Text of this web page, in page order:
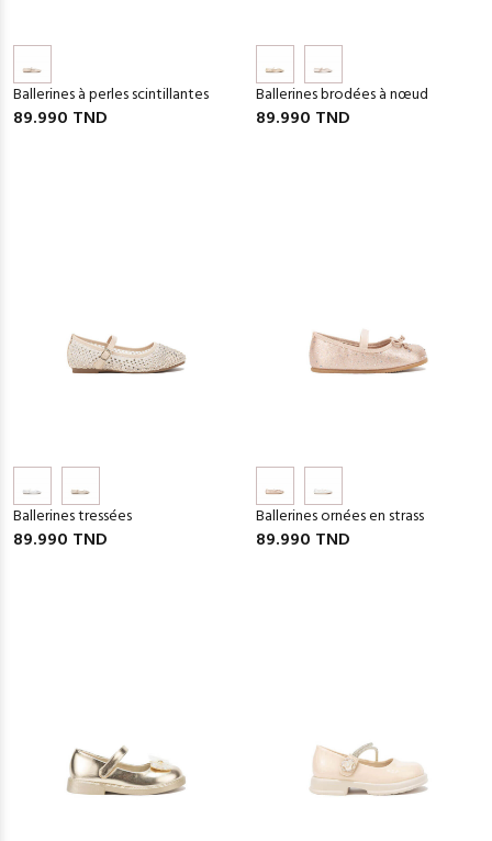
Ballerines à perles scintillantes
89.990 TND
Ballerines brodées à nœud
89.990 TND
Ballerines tressées
89.990 TND
Ballerines ornées en strass
89.990 TND